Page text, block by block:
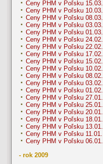
Ceny PHM v Poľsku 15.03.
Ceny PHM v Poľsku 10.03.
Ceny PHM v Poľsku 08.03.
Ceny PHM v Poľsku 03.03.
Ceny PHM v Poľsku 01.03.
Ceny PHM v Poľsku 24.02.
Ceny PHM v Poľsku 22.02.
Ceny PHM v Poľsku 17.02.
Ceny PHM v Poľsku 15.02.
Ceny PHM v Poľsku 10.02.
Ceny PHM v Poľsku 08.02.
Ceny PHM v Poľsku 03.02.
Ceny PHM v Poľsku 01.02.
Ceny PHM v Poľsku 27.01.
Ceny PHM v Poľsku 25.01.
Ceny PHM v Poľsku 20.01.
Ceny PHM v Poľsku 18.01.
Ceny PHM v Poľsku 13.01.
Ceny PHM v Poľsku 11.01.
Ceny PHM v Poľsku 06.01.
- rok 2009